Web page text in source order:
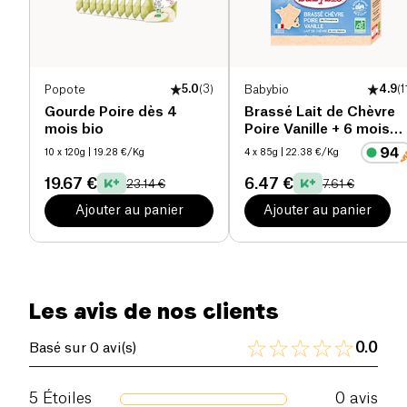
Popote 5.0(3)
Gourde Poire dès 4
mois bio
10 x 120g | 19.28 €/Kg
19.67 € 23.14 €
Ajouter au panier
Babybio 4.9(
Brassé Lait de Chèvre
Poire Vanille + 6 mois
bio
4 x 85g | 22.38 €/Kg
6.47 € 7.61 €
Ajouter au panier
Les avis de nos clients
Basé sur 0 avi(s) 0.0
5 Étoiles 0 avis